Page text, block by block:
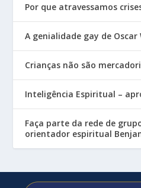
Por que atravessamos
A genialidade gay de Oscar
Crianças não são
Inteligência Espiritual –
Faça parte da rede de
orientador espiritual